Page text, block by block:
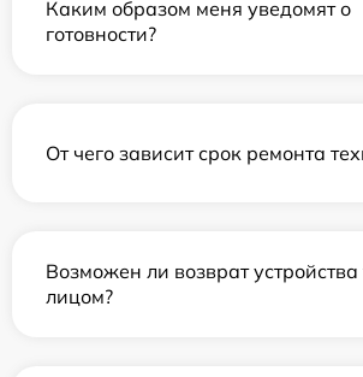
Каким образом меня уведомят о
готовности?
От чего зависит срок ремонта
Возможен ли возврат устройства
лицом?